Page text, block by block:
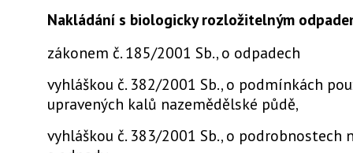
Nakládání s biologicky rozložitelným
zákonem č. 185/2001 Sb., o odpadech
vyhláškou č. 382/2001 Sb., o podmínkách
upravených kalů nazemědělské půdě,
vyhláškou č. 383/2001 Sb., o podrobnostech